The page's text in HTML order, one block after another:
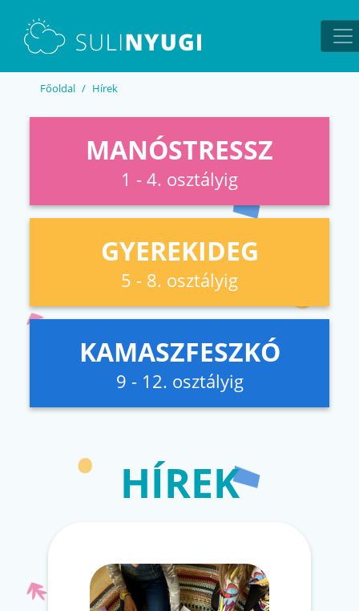
Főoldal Hírek
MANÓSTRESSZ
1 - 4. osztályig
GYEREKIDEG
5 - 8. osztályig
KAMASZFESZKÓ
9 - 12. osztályig
HÍREK